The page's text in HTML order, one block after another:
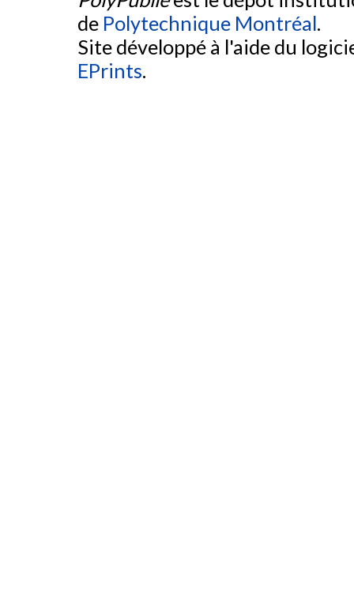
de Polytechnique Montréal.
Site développé à l'aide du
EPrints.